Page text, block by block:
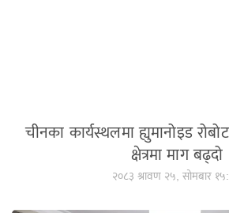
चीनका कार्यस्थलमा ह्युमानोइड
क्षेत्रमा माग बढ्दो
२०८३ श्रावण २५, सोमबार